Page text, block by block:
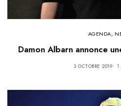
AGENDA,
Damon Albarn annonce
3 OCTOBRE 2019 1